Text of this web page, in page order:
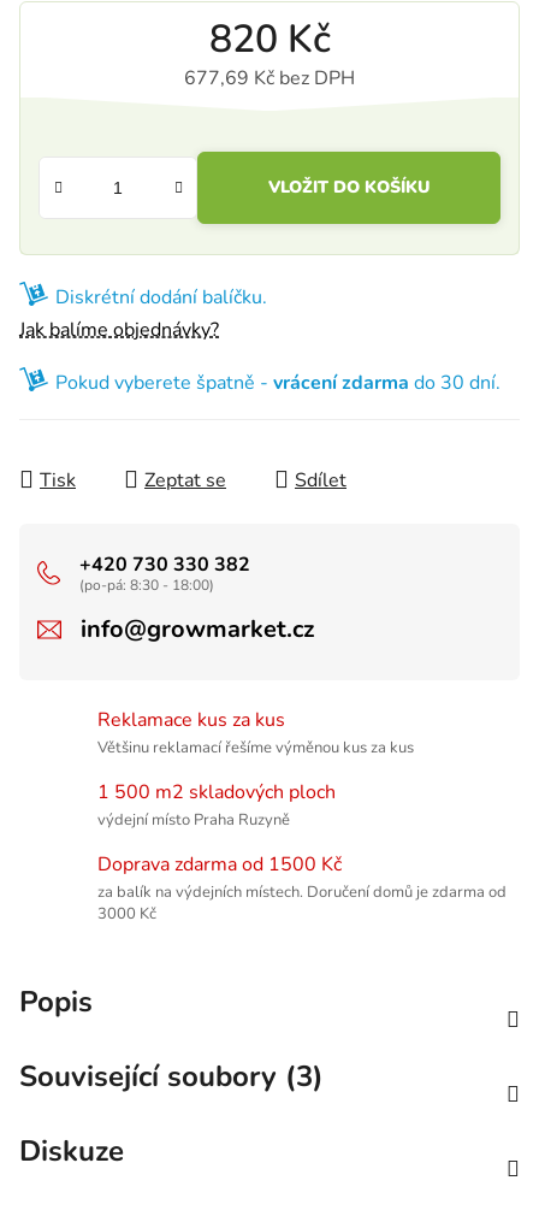
820 Kč
677,69 Kč bez DPH
VLOŽIT DO KOŠÍKU
Diskrétní dodání balíčku.
Jak balíme objednávky?
Pokud vyberete špatně - vrácení zdarma do 30 dní.
Tisk Zeptat se Sdílet
+420 730 330 382
(po-pá: 8:30 - 18:00)
info@growmarket.cz
Reklamace kus za kus
Většinu reklamací řešíme výměnou kus za kus
1 500 m2 skladových ploch
výdejní místo Praha Ruzyně
Doprava zdarma od 1500 Kč
za balík na výdejních místech. Doručení domů je zdarma od
3000 Kč
Popis
Související soubory (3)
Diskuze